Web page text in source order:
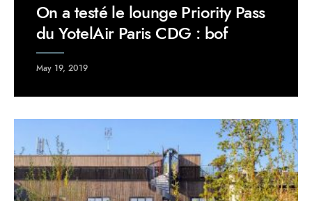
On a testé le lounge Priority Pass
du YotelAir Paris CDG : bof
May 19, 2019